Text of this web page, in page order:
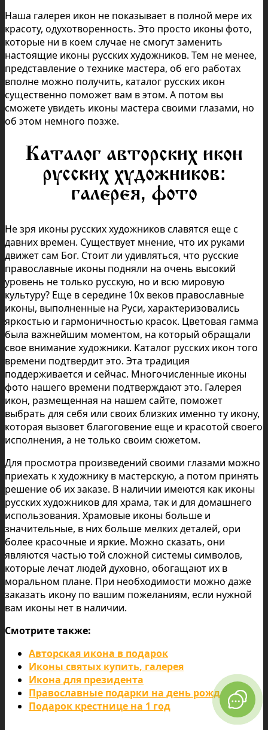
Наша галерея икон не показывает в полной мере их
красоту, одухотворенность. Это просто иконы фото,
которые ни в коем случае не смогут заменить
настоящие иконы русских художников. Тем не менее,
представление о технике мастера, об его работах
вполне можно получить, каталог русских икон
существенно поможет вам в этом. А потом вы
сможете увидеть иконы мастера своими глазами, но
об этом немного позже.
Каталог авторских икон
русских художников:
галерея, фото
Не зря иконы русских художников славятся еще с
давних времен. Существует мнение, что их руками
движет сам Бог. Стоит ли удивляться, что русские
православные иконы подняли на очень высокий
уровень не только русскую, но и всю мировую
культуру? Еще в середине 10х веков православные
иконы, выполненные на Руси, характеризовались
яркостью и гармоничностью красок. Цветовая гамма
была важнейшим моментом, на который обращали
свое внимание художники. Каталог русских икон того
времени подтвердит это. Эта традиция
поддерживается и сейчас. Многочисленные иконы
фото нашего времени подтверждают это. Галерея
икон, размещенная на нашем сайте, поможет
выбрать для себя или своих близких именно ту икону,
которая вызовет благоговение еще и красотой своего
исполнения, а не только своим сюжетом.
Для просмотра произведений своими глазами можно
приехать к художнику в мастерскую, а потом принять
решение об их заказе. В наличии имеются как иконы
русских художников для храма, так и для домашнего
использования. Храмовые иконы больше и
значительные, в них больше мелких деталей, ори
более красочные и яркие. Можно сказать, они
являются частью той сложной системы символов,
которые лечат людей духовно, обогащают их в
моральном плане. При необходимости можно даже
заказать икону по вашим пожеланиям, если нужной
вам иконы нет в наличии.
Смотрите также:
Авторская икона в подарок
Иконы святых купить, галерея
Икона для президента
Православные подарки на день рождения
Подарок крестнице на 1 год